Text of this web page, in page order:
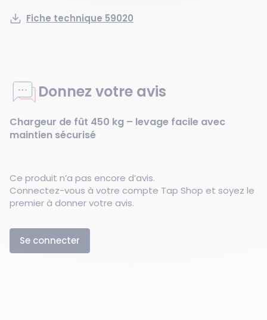
Fiche technique 59020
Donnez votre avis
Chargeur de fût 450 kg – levage facile avec
maintien sécurisé
Ce produit n’a pas encore d’avis.
Connectez-vous à votre compte Tap Shop et soyez le
premier à donner votre avis.
Se connecter